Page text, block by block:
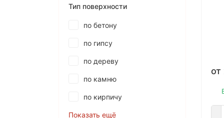
от
Тип поверхности
по бетону
по гипсу
по дереву
по камню
по кирпичу
Показать ещё